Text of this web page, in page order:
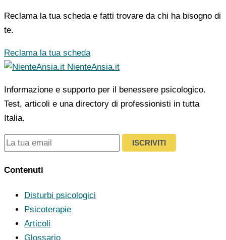
Reclama la tua scheda e fatti trovare da chi ha bisogno di
te.
Reclama la tua scheda
NienteAnsia.it
Informazione e supporto per il benessere psicologico.
Test, articoli e una directory di professionisti in tutta
Italia.
ISCRIVITI
Contenuti
Disturbi psicologici
Psicoterapie
Articoli
Glossario